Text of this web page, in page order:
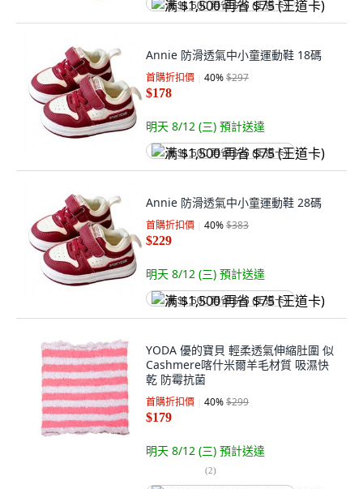
满 $1,500 再省 $75 (王道卡)
Annie 防滑透氣中小童運動鞋 18碼
首購折扣價 40%$297
$178
明天 8/12 (三) 預計送達
满 $1,500 再省 $75 (王道卡)
Annie 防滑透氣中小童運動鞋 28碼
首購折扣價 40%$383
$229
明天 8/12 (三) 預計送達
满 $1,500 再省 $75 (王道卡)
YODA 優的寶貝 輕柔透氣伸縮肚圍 似
Cashmere喀什米爾羊毛材質 吸濕快
乾 防霉抗菌
首購折扣價 40%$299
$179
明天 8/12 (三) 預計送達
(2)